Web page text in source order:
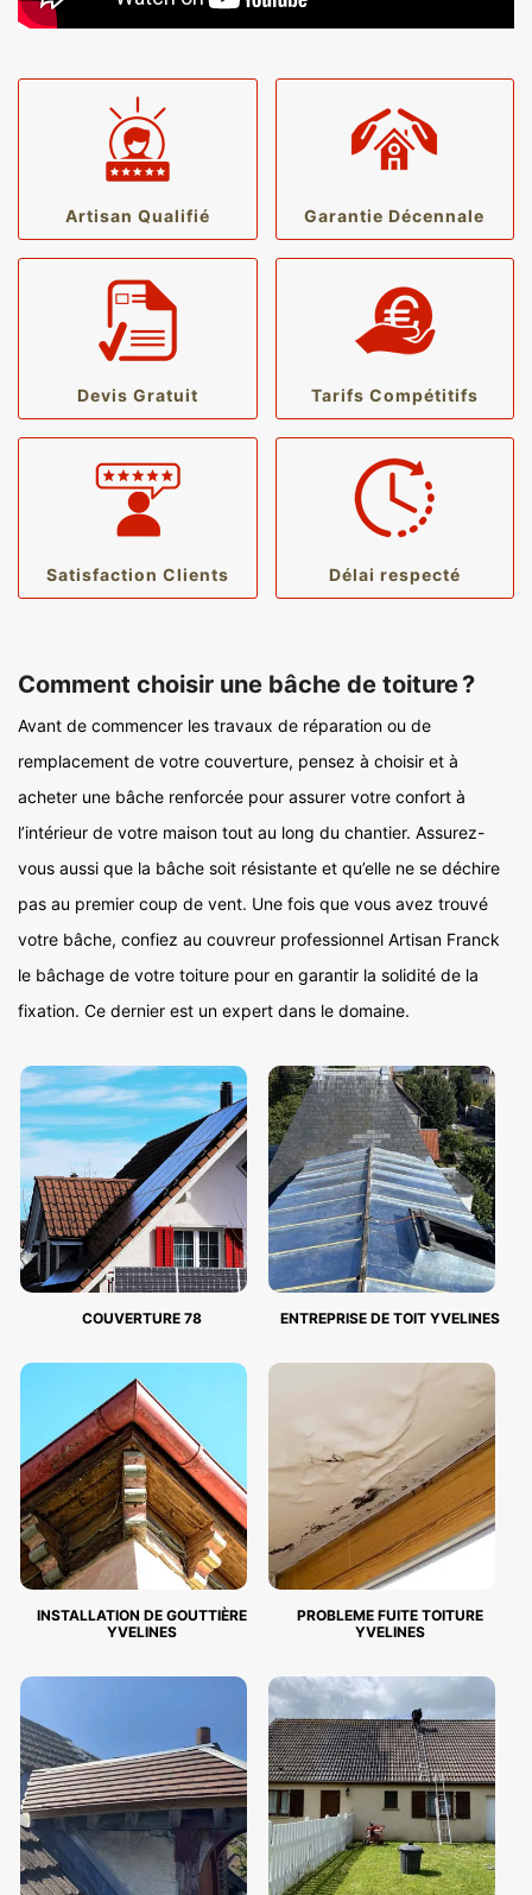
Artisan Qualifié Garantie Décennale
Devis Gratuit Tarifs Compétitifs
Satisfaction Clients Délai respecté
Comment choisir une bâche de toiture ?
Avant de commencer les travaux de réparation ou de
remplacement de votre couverture, pensez à choisir et à
acheter une bâche renforcée pour assurer votre confort à
l’intérieur de votre maison tout au long du chantier. Assurez-
vous aussi que la bâche soit résistante et qu’elle ne se déchire
pas au premier coup de vent. Une fois que vous avez trouvé
votre bâche, confiez au couvreur professionnel Artisan Franck
le bâchage de votre toiture pour en garantir la solidité de la
fixation. Ce dernier est un expert dans le domaine.
COUVERTURE 78 ENTREPRISE DE TOIT YVELINES
INSTALLATION DE GOUTTIÈRE
YVELINES
PROBLEME FUITE TOITURE
YVELINES